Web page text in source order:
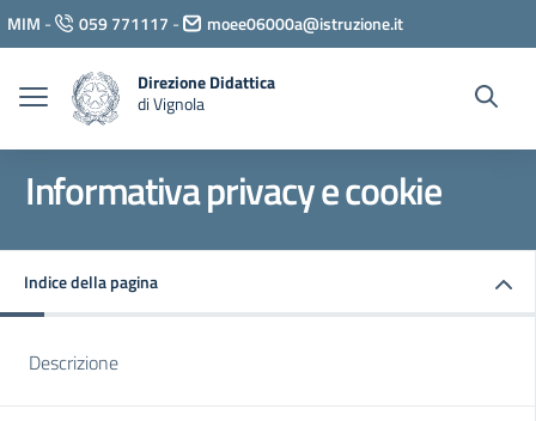
Vai ai contenuti
Vai al menu di navigazione
Vai al footer
MIM - 059 771117 - moee06000a@istruzione.it
Direzione Didattica
di Vignola
Informativa privacy e cookie
Indice della pagina
Descrizione